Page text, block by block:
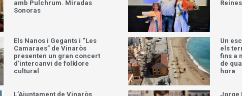
amb Pulchrum. Miradas
Sonoras
Els Nanos i Gegants i “Les
Camaraes” de Vinaròs
presenten un gran concert
d’intercanvi de folklore
cultural
Un
els
fins a
de
hora
L’Ajuntament de Vinaròs Jorge